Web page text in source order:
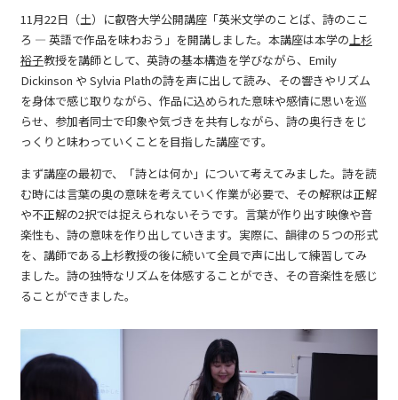
11月22日（土）に叡啓大学公開講座「英米文学のことば、詩のここ
ろ ― 英語で作品を味わおう」を開講しました。本講座は本学の上杉
裕子教授を講師として、英詩の基本構造を学びながら、Emily
Dickinson や Sylvia Plathの詩を声に出して読み、その響きやリズム
を身体で感じ取りながら、作品に込められた意味や感情に思いを巡
らせ、参加者同士で印象や気づきを共有しながら、詩の奥行きをじ
っくりと味わっていくことを目指した講座です。
まず講座の最初で、「詩とは何か」について考えてみました。詩を読
む時には言葉の奥の意味を考えていく作業が必要で、その解釈は正解
や不正解の2択では捉えられないそうです。言葉が作り出す映像や音
楽性も、詩の意味を作り出していきます。実際に、韻律の５つの形式
を、講師である上杉教授の後に続いて全員で声に出して練習してみ
ました。詩の独特なリズムを体感することができ、その音楽性を感じ
ることができました。